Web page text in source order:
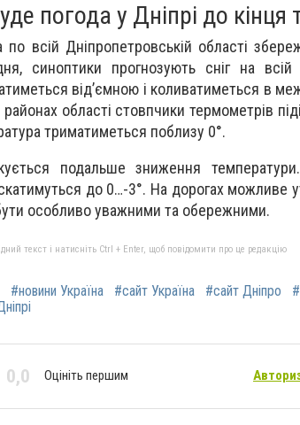
погода у Дніпрі до кінця
всій Дніпропетровській області
синоптики прогнозують сніг на всій
від’ємною і коливатиметься в
області стовпчики термометрів
триматиметься поблизу 0°.
подальше зниження
до 0…-3°. На дорогах можливе
особливо уважними та обережними.
текст і натисніть Ctrl + Enter, щоб повідомити про це редакцію
#новини Україна #сайт Україна #сайт Дніпро
0,0 Оцініть першим